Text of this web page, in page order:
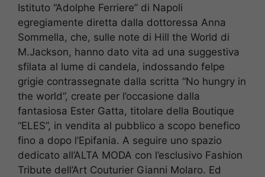
Istituto “Adolphe Ferriere” di Napoli
egregiamente diretta dalla dottoressa Anna
Sommella, che, sulle note di Hill the World di
M.Jackson, hanno dato vita ad una suggestiva
sfilata al lume di candela, indossando felpe
grigie contrassegnate dalla scritta “No hungry in
the world”, create per l’occasione dalla
fantasiosa Ester Gatta, titolare della Boutique
“ELES”, in vendita al pubblico a scopo benefico
fino a dopo l’Epifania. A seguire uno spazio
dedicato all’ALTA MODA con l’esclusivo Fashion
Tribute dell’Art Couturier Gianni Molaro. Ed